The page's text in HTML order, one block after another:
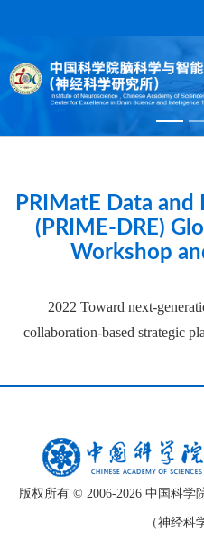
High-
organization of
primate
在另外
PRIMatE Data and
(PRIME-DRE)
Workshop
2022 Toward next-
collaboration-based strategic
版权所有 © 2006-2026 中国科学
（神经科